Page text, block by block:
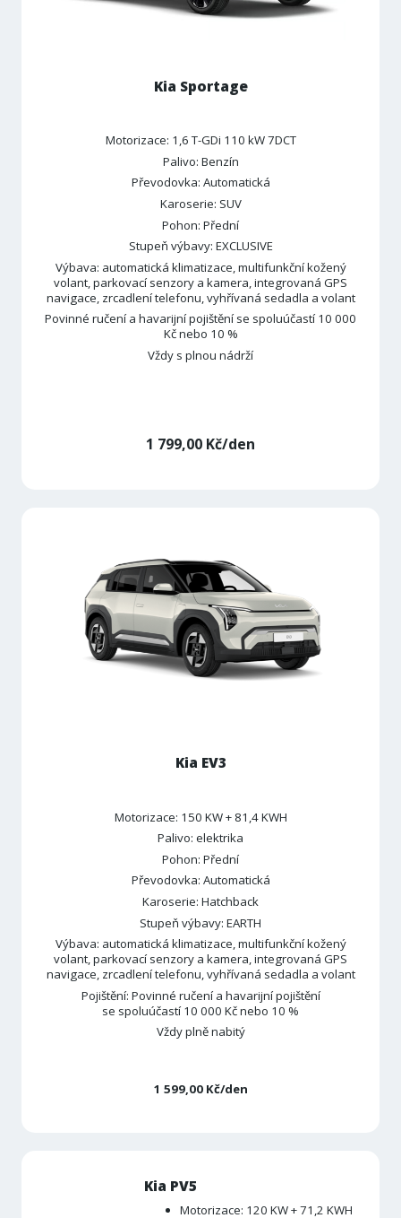
Kia Sportage
Motorizace: 1,6 T-GDi 110 kW 7DCT
Palivo: Benzín
Převodovka: Automatická
Karoserie: SUV
Pohon: Přední
Stupeň výbavy: EXCLUSIVE
Výbava: automatická klimatizace, multifunkční kožený
volant, parkovací senzory a kamera, integrovaná GPS
navigace, zrcadlení telefonu, vyhřívaná sedadla a volant
Povinné ručení a havarijní pojištění se spoluúčastí 10 000
Kč nebo 10 %
Vždy s plnou nádrží
1 799,00 Kč/den
Kia EV3
Motorizace: 150 KW + 81,4 KWH
Palivo: elektrika
Pohon: Přední
Převodovka: Automatická
Karoserie: Hatchback
Stupeň výbavy: EARTH
Výbava: automatická klimatizace, multifunkční kožený
volant, parkovací senzory a kamera, integrovaná GPS
navigace, zrcadlení telefonu, vyhřívaná sedadla a volant
Pojištění: Povinné ručení a havarijní pojištění
se spoluúčastí 10 000 Kč nebo 10 %
Vždy plně nabitý
1 599,00 Kč/den
Kia PV5
Motorizace: 120 KW + 71,2 KWH